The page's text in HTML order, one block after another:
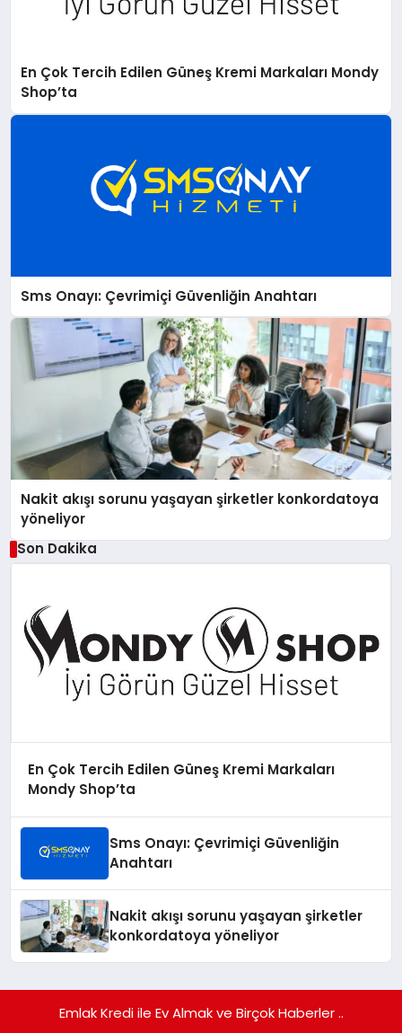
En Çok Tercih Edilen Güneş Kremi Markaları Mondy
Shop’ta
Sms Onayı: Çevrimiçi Güvenliğin Anahtarı
Nakit akışı sorunu yaşayan şirketler konkordatoya
yöneliyor
Son Dakika
En Çok Tercih Edilen Güneş Kremi Markaları
Mondy Shop’ta
Sms Onayı: Çevrimiçi Güvenliğin
Anahtarı
Nakit akışı sorunu yaşayan şirketler
konkordatoya yöneliyor
Emlak Kredi ile Ev Almak ve Birçok Haberler ..